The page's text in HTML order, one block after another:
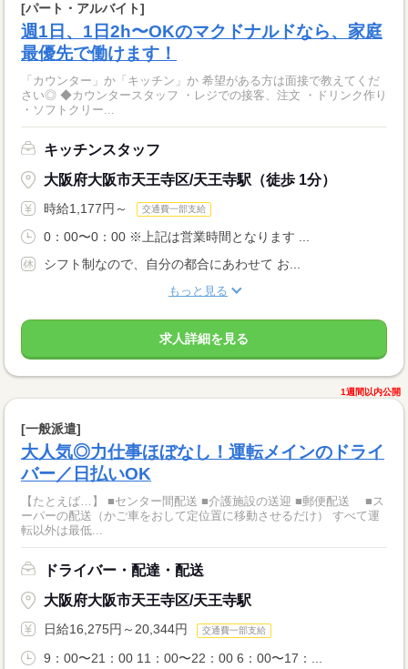
[パート・アルバイト]
週1日、1日2h〜OKのマクドナルドなら、家庭
最優先で働けます！
「カウンター」か「キッチン」か 希望がある方は面接で教えてくだ
さい◎ ◆カウンタースタッフ ・レジでの接客、注文 ・ドリンク作り
・ソフトクリー...
キッチンスタッフ
大阪府大阪市天王寺区/天王寺駅（徒歩 1分）
時給1,177円～ 交通費一部支給
0：00〜0：00 ※上記は営業時間となります ...
シフト制なので、自分の都合にあわせて お...
もっと見る
求人詳細を見る
1週間以内公開
[一般派遣]
大人気◎力仕事ほぼなし！運転メインのドライ
バー／日払いOK
【たとえば…】 ■センター間配送 ■介護施設の送迎 ■郵便配送 ■ス
ーパーの配送（かご車をおして定位置に移動させるだけ） すべて運
転以外は最低...
ドライバー・配達・配送
大阪府大阪市天王寺区/天王寺駅
日給16,275円～20,344円 交通費一部支給
9：00〜21：00 11：00〜22：00 6：00〜17：...